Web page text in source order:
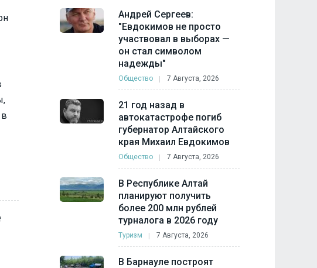
Андрей Сергеев:
"Евдокимов не просто
участвовал в выборах —
он стал символом
надежды"
Общество 7 Августа, 2026
21 год назад в
автокатастрофе погиб
губернатор Алтайского
края Михаил Евдокимов
Общество 7 Августа, 2026
В Республике Алтай
планируют получить
более 200 млн рублей
турналога в 2026 году
Туризм 7 Августа, 2026
В Барнауле построят